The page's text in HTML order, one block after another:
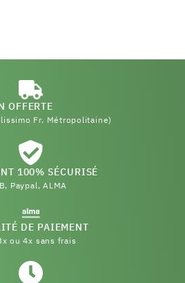
OFFERTE
Fr. Métropolitaine)
100% SÉCURISÉ
Paypal, ALMA
DE PAIEMENT
ou 4x sans frais